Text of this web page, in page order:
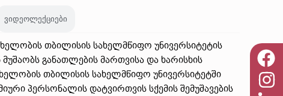
ვიდეოლექციები
თბილისის სახელმწიფო უნივერსიტეტის
განათლების მართვისა და ხარისხის
თბილისის სახელმწიფო უნივერსიტეტში
პერსონალის დატვირთვის სქემის შემუშავების